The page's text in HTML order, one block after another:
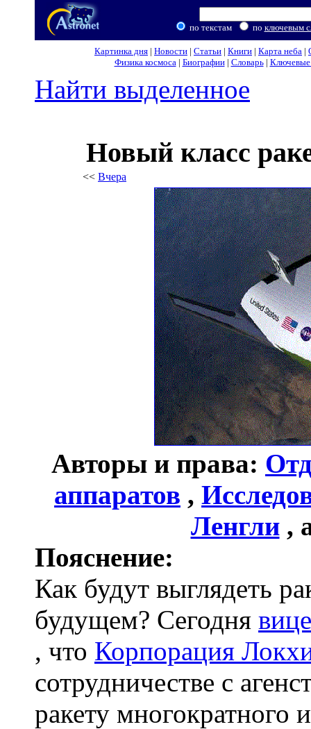
по текстам по ключевым
Картинка дня | Новости | Статьи | Книги | Карта неба |
Физика космоса| Биографии| Словарь| Ключевые
Найти выделенное
Новый класс
<< Вчера
Авторы и права:
аппаратов ,
Ленгли,
Пояснение:
Как будут выглядеть
будущем? Сегодня
, что Корпорация
сотрудничестве с
ракету многократного